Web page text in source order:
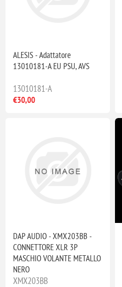
ALESIS - Adattatore
13010181-A EU PSU, AVS
13010181-A
€30,00
DAP AUDIO - XMX203BB -
CONNETTORE XLR 3P
MASCHIO VOLANTE METALLO
NERO
XMX203BB